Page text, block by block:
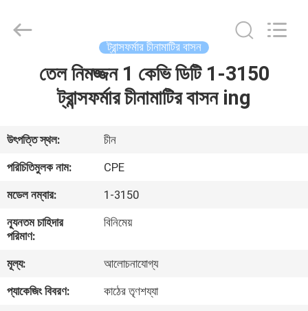
আমাদের
সম্পর্কে
কারখানা
ভ্রমণ
মান
Power
Electric
ট্রান্সফর্মার চীনামাটির বাসন
তেল নিমজ্জন 1 কেভি ডিটি 1-3150
ট্রান্সফর্মার চীনামাটির বাসন ing
উৎপত্তি স্থল:
চীন
পরিচিতিমুলক নাম:
CPE
মডেল নম্বার:
1-3150
ন্যূনতম চাহিদার
পরিমাণ:
বিনিমেয়
মূল্য:
আলোচনাযোগ্য
প্যাকেজিং বিবরণ:
কাঠের তৃণশয্যা